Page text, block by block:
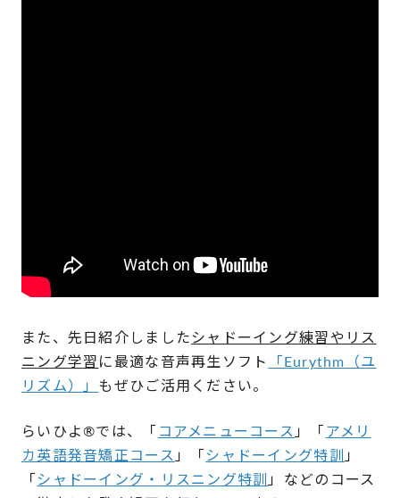
また、先日紹介しましたシャドーイング練習やリス
ニング学習に最適な音声再生ソフト
「Eurythm（ユ
リズム）」 もぜひご活用ください。
らいひよ®︎では、「 コアメニューコース」「アメリ
カ英語発音矯正コース」「シャドーイング特訓」
「シャドーイング・リスニング特訓」などのコース